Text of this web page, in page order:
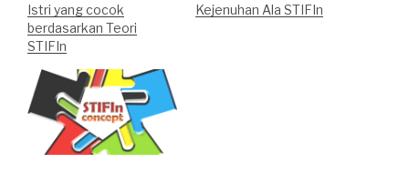
Istri yang cocok
berdasarkan Teori
STIFIn
Kejenuhan Ala STIFIn